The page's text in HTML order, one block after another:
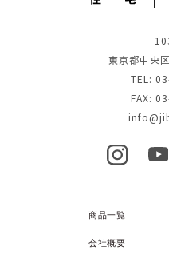
東京都中央
TEL:
FAX:
商品一覧
会社概要